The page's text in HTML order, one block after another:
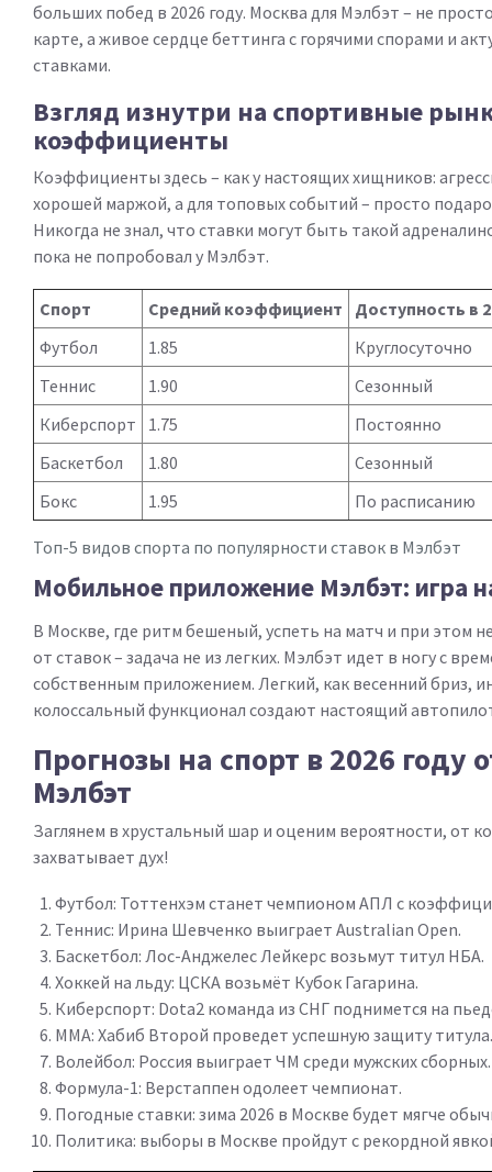
больших побед в 2026 году. Москва для Мэлбэт – не
карте, а живое сердце беттинга с горячими спорами и
ставками.
Взгляд изнутри на спортивные
коэффициенты
Коэффициенты здесь – как у настоящих хищников:
хорошей маржой, а для топовых событий – просто
Никогда не знал, что ставки могут быть такой
пока не попробовал у Мэлбэт.
Топ-5 видов спорта по популярности ставок в Мэлбэт
Спорт Средний коэффициент
Доступность в
Футбол
1.85
Круглосуточно
Теннис
1.90
Сезонный
Киберспорт
1.75
Постоянно
Баскетбол
1.80
Сезонный
Бокс
1.95 По расписанию
Мобильное приложение Мэлбэт: игра
В Москве, где ритм бешеный, успеть на матч и при этом
от ставок – задача не из легких. Мэлбэт идет в ногу с
собственным приложением. Легкий, как весенний бриз,
колоссальный функционал создают настоящий
Прогнозы на спорт в 2026 году
Мэлбэт
Заглянем в хрустальный шар и оценим вероятности, от
захватывает дух!
Футбол: Тоттенхэм станет чемпионом АПЛ с
Теннис: Ирина Шевченко выиграет Australian Open.
Баскетбол: Лос-Анджелес Лейкерс возьмут титул НБА.
Хоккей на льду: ЦСКА возьмёт Кубок Гагарина.
Киберспорт: Dota2 команда из СНГ поднимется на
ММА: Хабиб Второй проведет успешную защиту титула.
Волейбол: Россия выиграет ЧМ среди мужских сборных.
Формула-1: Верстаппен одолеет чемпионат.
Погодные ставки: зима 2026 в Москве будет мягче
Политика: выборы в Москве пройдут с рекордной